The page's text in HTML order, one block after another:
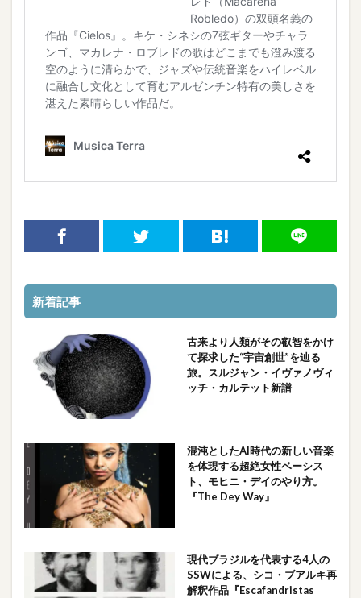
新着記事
古来より人類がその叡智をかけ
て探求した“宇宙創世”を辿る
旅。スルジャン・イヴァノヴィ
ッチ・カルテット新譜
混沌としたAI時代の新しい音楽
を体現する超絶女性ベーシス
ト、モヒニ・デイのやり方。
『The Dey Way』
現代ブラジルを代表する4人の
SSWによる、シコ・ブアルキ再
解釈作品『Escafandristas